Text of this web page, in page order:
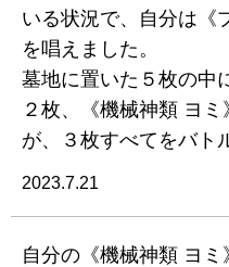
いる状況で、自分は《
を唱えました。
墓地に置いた５枚の中
２枚、《機械神類 ヨ
が、３枚すべてをバト
2023.7.21
自分の《機械神類 ヨ